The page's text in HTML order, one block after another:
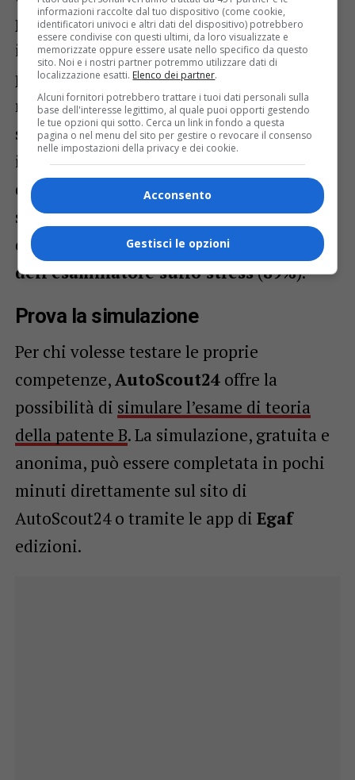
pubblicie dallerotondeche defluiscono
il traffico dalla corsia principale (49%). I
parcheggi, sia in entrata che in uscita,
rappresentano un altro ostacolo
significativo (33%). Altri fattori che
influenzano l’esito includono la
dimensione della città, la difficoltà delle
strade e il traffico, ma soprattutto l’ansia
del candidato(94%) e l’atteggiamento
dell’esaminatore sullo stress(89%).
Prova la simulazione
Per chi volesse testare le proprie
competenze,AutoScout24offre la
possibilità di simulare l’esame di teoria
della patente B. La simulazione, gratuita e
anonima, può essere completata in pochi
minuti direttamente sul sito di
AutoScout24 o tramite le app di Egaf
edizioni.
informazioni raccolte dal tuo dispositivo (come cookie,
identificatori univoci e altri dati del dispositivo) potrebbero
essere condivise con questi ultimi, da loro visualizzate e
memorizzate oppure essere usate nello specifico da questo
sito. Noi e i nostri partner potremmo utilizzare dati di
localizzazione esatti. Elenco dei partner.
Alcuni fornitori potrebbero trattare i tuoi dati personali sulla
base dell'interesse legittimo, al quale puoi opporti gestendo
le tue opzioni qui sotto. Cerca un link in fondo a questa
pagina o nel menu del sito per gestire o revocare il consenso
nelle impostazioni della privacy e dei cookie.
Acconsento
Gestisci le opzioni